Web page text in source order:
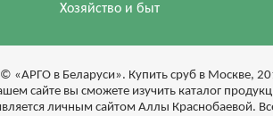
Хозяйство и быт
© «АРГО в Беларуси». Купить сруб в Москве,
сайте вы сможете изучить каталог
личным сайтом Аллы Краснобаевой.